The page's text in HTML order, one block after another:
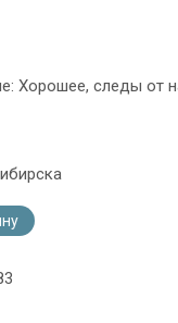
Хорошее, следы от